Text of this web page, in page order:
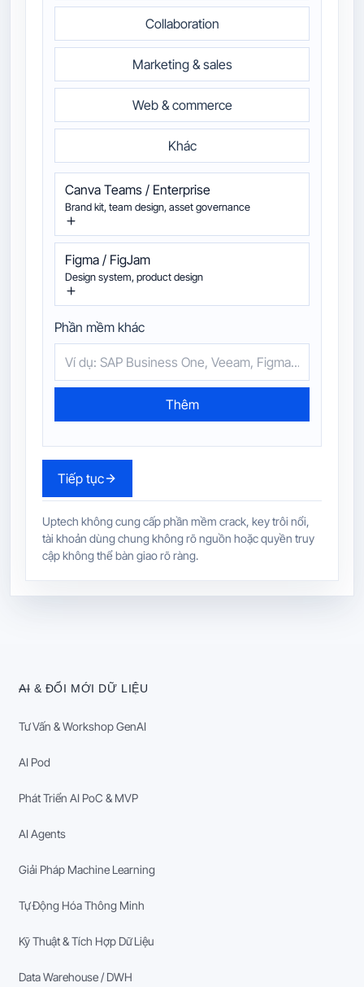
Collaboration
Marketing & sales
Web & commerce
Khác
Canva Teams / Enterprise
Brand kit, team design, asset governance
Figma / FigJam
Design system, product design
Phần mềm khác
Thêm
Tiếp tục
Uptech không cung cấp phần mềm crack, key trôi nổi,
tài khoản dùng chung không rõ nguồn hoặc quyền truy
cập không thể bàn giao rõ ràng.
AI & ĐỔI MỚI DỮ LIỆU
Tư Vấn & Workshop GenAI
AI Pod
Phát Triển AI PoC & MVP
AI Agents
Giải Pháp Machine Learning
Tự Động Hóa Thông Minh
Kỹ Thuật & Tích Hợp Dữ Liệu
Data Warehouse / DWH